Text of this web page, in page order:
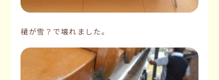
樋が雪？で壊れました。